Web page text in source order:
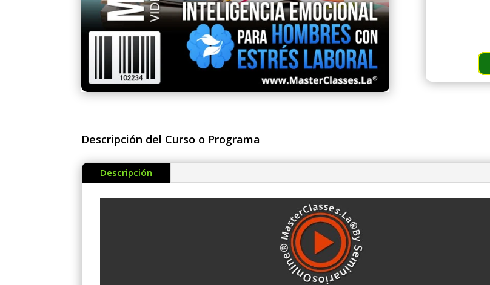
Descripción del Curso o Programa
Descripción